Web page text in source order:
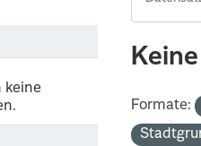
keine
Formate: